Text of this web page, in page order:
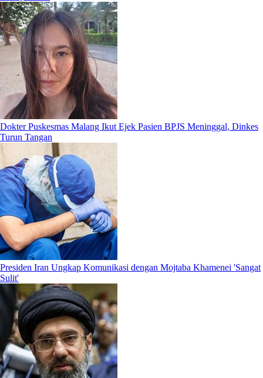
Dokter Puskesmas Malang Ikut Ejek Pasien BPJS Meninggal, Dinkes
Turun Tangan
Presiden Iran Ungkap Komunikasi dengan Mojtaba Khamenei 'Sangat
Sulit'